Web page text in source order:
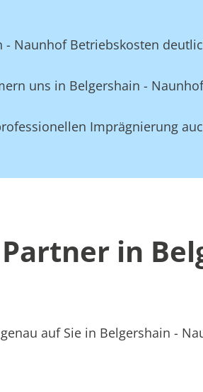
Naunhof Betriebskosten
uns in Belgershain -
Imprägnierung
in
auf Sie in Belgershain -